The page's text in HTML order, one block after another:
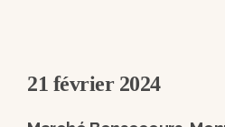
21 février 2024